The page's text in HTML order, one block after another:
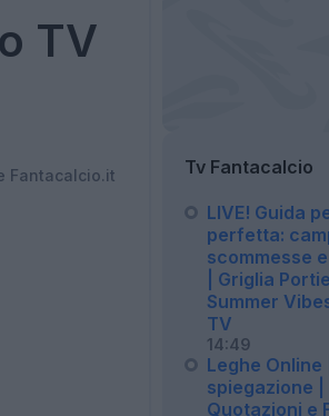
TV
Fantacalcio.it Tv Fantacalcio
LIVE! Guida
perfetta:
scommesse
| Griglia
Summer
TV
14:49
Leghe Online
spiegazione |
Quotazioni e